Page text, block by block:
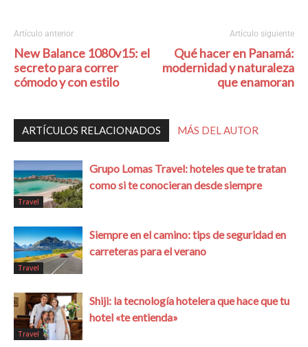
Artículo anterior
New Balance 1080v15: el
secreto para correr
cómodo y con estilo
Artículo siguiente
Qué hacer en Panamá:
modernidad y naturaleza
que enamoran
ARTÍCULOS RELACIONADOS MÁS DEL AUTOR
Travel
Grupo Lomas Travel: hoteles que te tratan
como si te conocieran desde siempre
Travel
Siempre en el camino: tips de seguridad en
carreteras para el verano
Travel
Shiji: la tecnología hotelera que hace que tu
hotel «te entienda»